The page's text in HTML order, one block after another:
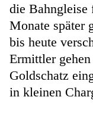
die
Monate später
bis heute
Ermittler
Goldschatz
in kleinen